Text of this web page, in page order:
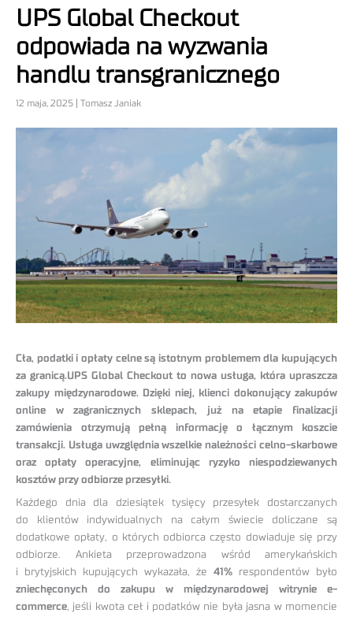
UPS Global Checkout
odpowiada na wyzwania
handlu transgranicznego
12 maja, 2025 | Tomasz Janiak
Cła, podatki i opłaty celne są istotnym problemem dla kupujących
za granicą.UPS Global Checkout to nowa usługa, która upraszcza
zakupy międzynarodowe. Dzięki niej, klienci dokonujący zakupów
online w zagranicznych sklepach, już na etapie finalizacji
zamówienia otrzymują pełną informację o łącznym koszcie
transakcji. Usługa uwzględnia wszelkie należności celno-skarbowe
oraz opłaty operacyjne, eliminując ryzyko niespodziewanych
kosztów przy odbiorze przesyłki.
Każdego dnia dla dziesiątek tysięcy przesyłek dostarczanych
do klientów indywidualnych na całym świecie doliczane są
dodatkowe opłaty, o których odbiorca często dowiaduje się przy
odbiorze. Ankieta przeprowadzona wśród amerykańskich
i brytyjskich kupujących wykazała, że 41% respondentów było
zniechęconych do zakupu w międzynarodowej witrynie e-
commerce, jeśli kwota ceł i podatków nie była jasna w momencie